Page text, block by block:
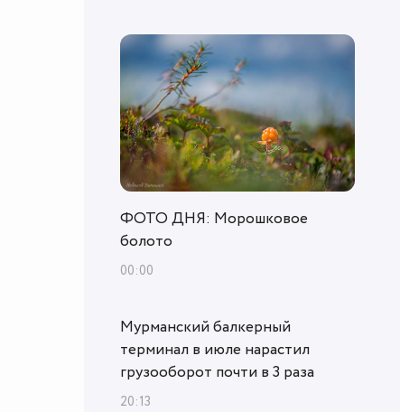
ФОТО ДНЯ: Морошковое
болото
00:00
Мурманский балкерный
терминал в июле нарастил
грузооборот почти в 3 раза
20:13